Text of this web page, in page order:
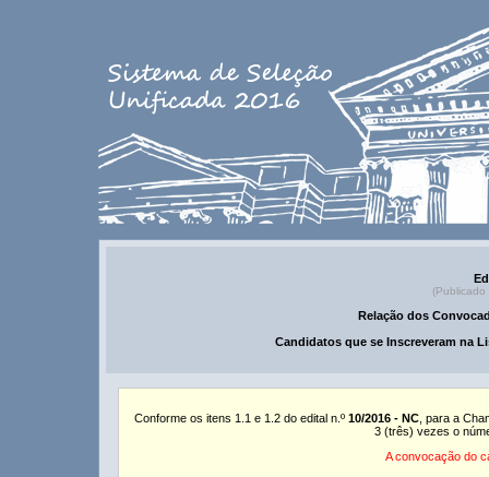
(Publicado
Relação dos
Candidatos que se Inscreveram na
Conforme os itens 1.1 e 1.2 do edital n.º 10/2016 - NC , para a
3 (três) vezes o
A convocação do